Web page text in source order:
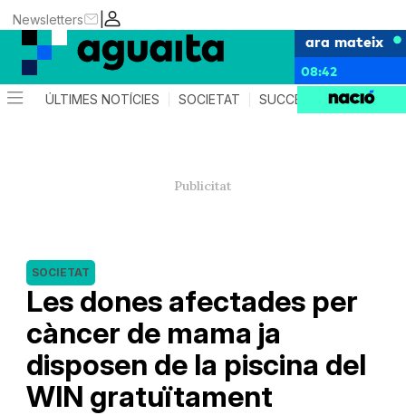
|
Newsletters
ara mateix
08:42
ÚLTIMES NOTÍCIES SOCIETAT SUCCESSOS AGENDA
Les dones afectades per
càncer de mama ja
disposen de la piscina del
WIN gratuïtament
SOCIETAT